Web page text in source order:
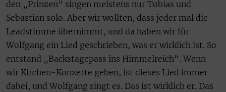
den „Prinzen“ singen meistens nur Tobias und
Sebastian solo. Aber wir wollten, dass jeder mal die
Leadstimme übernimmt, und da haben wir für
Wolfgang ein Lied geschrieben, was er wirklich ist. So
entstand „Backstagepass ins Himmelreich“. Wenn
wir Kirchen-Konzerte geben, ist dieses Lied immer
dabei, und Wolfgang singt es. Das ist wirklich er. Das